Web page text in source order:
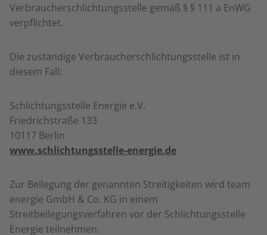
Verbraucherschlichtungsstelle gemäß § § 111 a EnWG
verpflichtet.
Die zuständige Verbraucherschlichtungsstelle ist in
diesem Fall:
Schlichtungsstelle Energie e.V.
Friedrichstraße 133
10117 Berlin
www.schlichtungsstelle-energie.de
Zur Beilegung der genannten Streitigkeiten wird team
energie GmbH & Co. KG in einem
Streitbeilegungsverfahren vor der Schlichtungsstelle
Energie teilnehmen.